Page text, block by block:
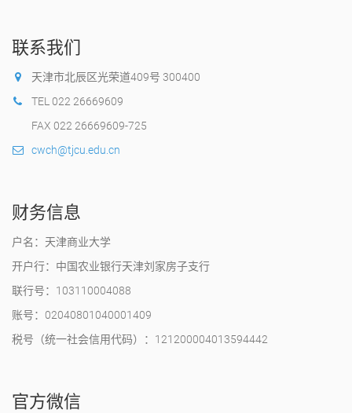
联系我们
天津市北辰区光荣道409号 300400
TEL 022 26669609
FAX 022 26669609-725
cwch@tjcu.edu.cn
财务信息
户名：天津商业大学
开户行：中国农业银行天津刘家房子支行
联行号：103110004088
账号：02040801040001409
税号（统一社会信用代码）：121200004013594442
官方微信